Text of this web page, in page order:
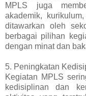
MPLS juga
akademik,
ditawarkan oleh
berbagai pilihan
dengan minat dan
5. Peningkatan
Kegiatan MPLS
kedisiplinan dan